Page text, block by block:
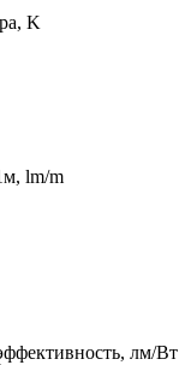
K
lm/m
лм/Вт